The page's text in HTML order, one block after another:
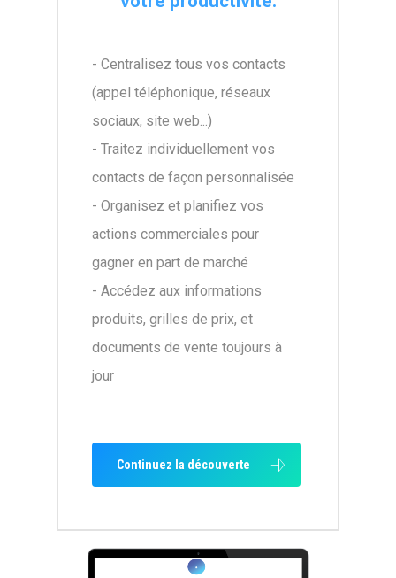
- Centralisez tous vos contacts
(appel téléphonique, réseaux
sociaux, site web...)
- Traitez individuellement vos
contacts de façon personnalisée
- Organisez et planifiez vos
actions commerciales pour
gagner en part de marché
- Accédez aux informations
produits, grilles de prix, et
documents de vente toujours à
jour
Continuez la découverte